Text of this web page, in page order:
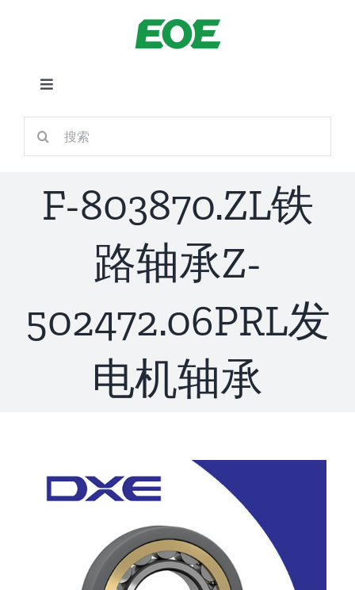
切
换
导
航
首页
新闻
F-803870.ZL铁
路轴承Z-
502472.06PRL发
电机轴承